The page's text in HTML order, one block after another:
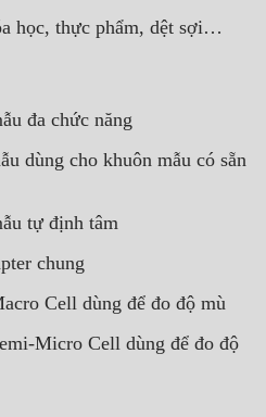
học, thực phẩm, dệt sợi…
đa chức năng
dùng cho khuôn mẫu có sẵn
tự định tâm
chung
Cell dùng để đo độ mù
Micro Cell dùng để đo độ